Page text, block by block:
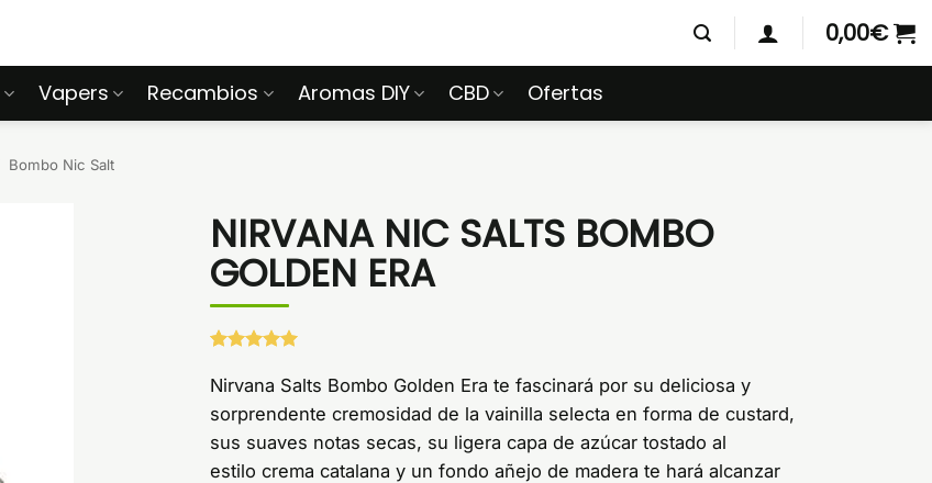
0,00€
Vapers Recambios Aromas DIY CBD Ofertas
Bombo Nic Salt
NIRVANA NIC SALTS BOMBO
GOLDEN ERA
con5de 5
valoración
cliente
Nirvana Salts Bombo Golden Era te fascinará por su deliciosa y
sorprendente cremosidad de la vainilla selecta en forma de custard,
sus suaves notas secas, su ligera capa de azúcar tostado al
estilo crema catalana y un fondo añejo de madera te hará alcanzar